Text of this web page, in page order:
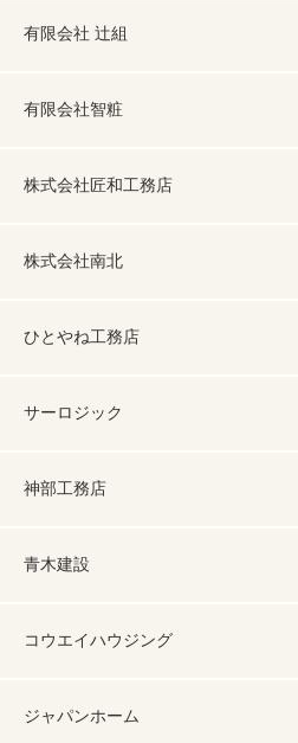
有限会社 辻組
有限会社智粧
株式会社匠和工務店
株式会社南北
ひとやね工務店
サーロジック
神部工務店
青木建設
コウエイハウジング
ジャパンホーム